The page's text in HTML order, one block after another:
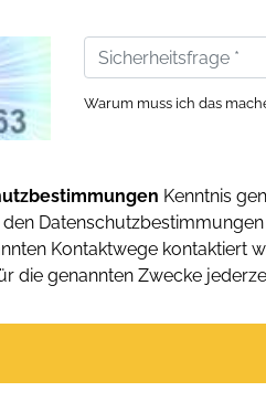
Warum muss ich das
Kenntnis
Kontaktwege kontaktiert
die genannten Zwecke